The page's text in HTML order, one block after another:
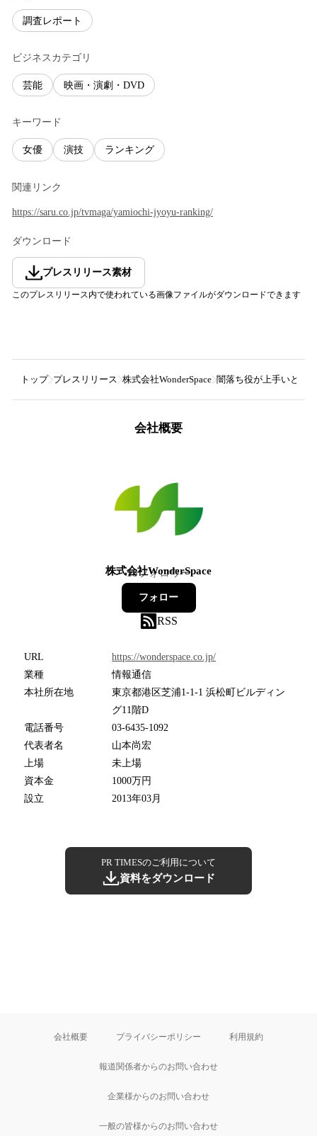
調査レポート
ビジネスカテゴリ
芸能 映画・演劇・DVD
キーワード
女優 演技 ランキング
関連リンク
https://saru.co.jp/tvmaga/yamiochi-jyoyu-ranking/
ダウンロード
プレスリリース素材
このプレスリリース内で使われている画像ファイルがダウンロードできます
トップ プレスリリース 株式会社WonderSpace 闇落ち役が上手いと思
会社概要
株式会社WonderSpace
18フォロワー
フォロー
RSS
URL
https://wonderspace.co.jp/
業種
情報通信
本社所在地
東京都港区芝浦1-1-1 浜松町ビルディン
グ11階D
電話番号
03-6435-1092
代表者名
山本尚宏
上場
未上場
資本金
1000万円
設立
2013年03月
PR TIMESのご利用について
資料をダウンロード
会社概要 プライバシーポリシー 利用規約
報道関係者からのお問い合わせ
企業様からのお問い合わせ
一般の皆様からのお問い合わせ